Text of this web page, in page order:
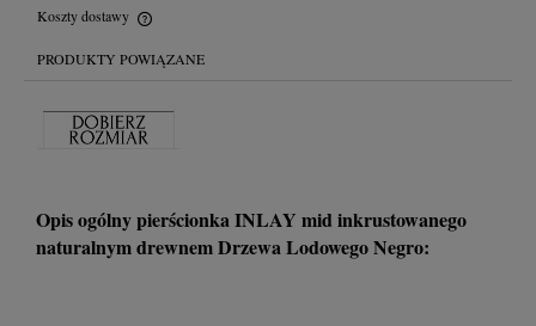
Koszty dostawy
Cena nie zawiera ewentualnych kosztów płatności
PRODUKTY POWIĄZANE
Opis ogólny pierścionka INLAY mid inkrustowanego
naturalnym drewnem Drzewa Lodowego Negro: